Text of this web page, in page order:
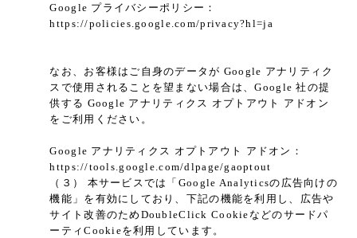
Google プライバシーポリシー：
https://policies.google.com/privacy?hl=ja
なお、お客様はご自身のデータが Google アナリティク
スで使用されることを望まない場合は、Google 社の提
供する Google アナリティクス オプトアウト アドオン
をご利用ください。
Google アナリティクス オプトアウト アドオン：
https://tools.google.com/dlpage/gaoptout
（３） 本サービスでは「Google Analyticsの広告向けの
機能」を有効にしており、下記の機能を利用し、広告や
サイト改善のためDoubleClick Cookieなどのサードパ
ーティCookieを利用しています。